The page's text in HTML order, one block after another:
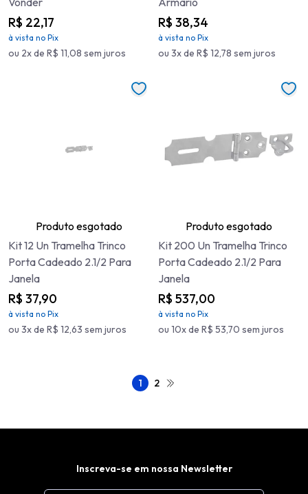
R$ 22,17
à vista no Pix
ou 2x de R$ 11,08 sem juros
R$ 38,34
à vista no Pix
ou 3x de R$ 12,78 sem juros
Produto esgotado
Kit 12 Un Tramelha Trinco
Porta Cadeado 2.1/2 Para
Janela
R$ 37,90
à vista no Pix
ou 3x de R$ 12,63 sem juros
Produto esgotado
Kit 200 Un Tramelha Trinco
Porta Cadeado 2.1/2 Para
Janela
R$ 537,00
à vista no Pix
ou 10x de R$ 53,70 sem juros
1 2
Inscreva-se em nossa Newsletter